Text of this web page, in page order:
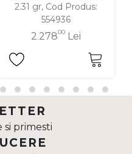
2.31 gr, Cod Produs:
554936
2.27800 Lei
si primesti